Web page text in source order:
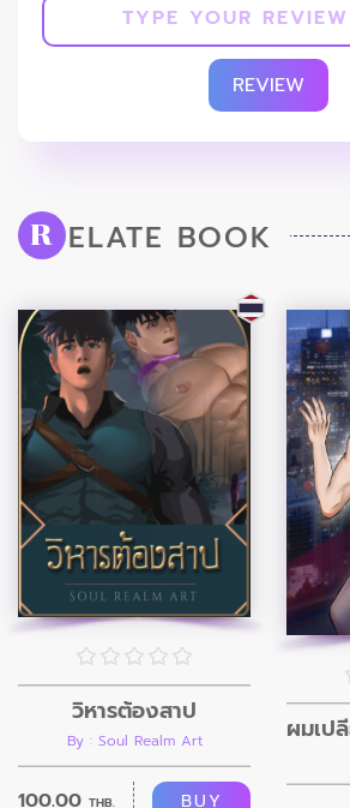
REVIEW
R ELATE BOOK
วิหารต้องสาป
By : Soul Realm Art
100.00 THB. BUY